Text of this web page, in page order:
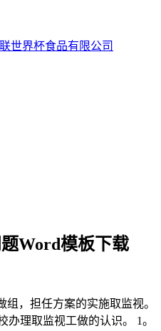
Word模板下载
，担任方案的实施取监视。
理取监视工做的认识。 1。